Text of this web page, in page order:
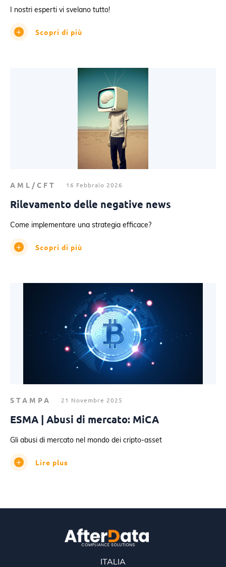
I nostri esperti vi svelano tutto!
Scopri di più
AML/CFT 16 Febbraio 2026
Rilevamento delle negative news
Come implementare una strategia efficace?
Scopri di più
STAMPA 21 Novembre 2025
ESMA | Abusi di mercato: MiCA
Gli abusi di mercato nel mondo dei cripto-asset
Lire plus
ITALIA